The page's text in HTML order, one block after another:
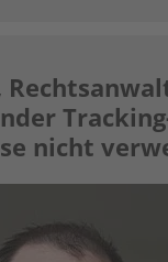
nicht